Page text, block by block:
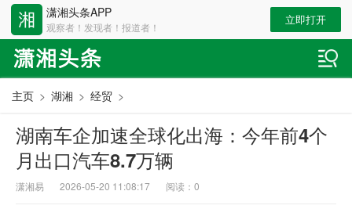
潇湘头条APP
观察者！发现者！报道者！
立即打开
主页 > 湖湘 > 经贸 >
湖南车企加速全球化出海：今年前4个
月出口汽车8.7万辆
潇湘易 2026-05-20 11:08:17 阅读： 0